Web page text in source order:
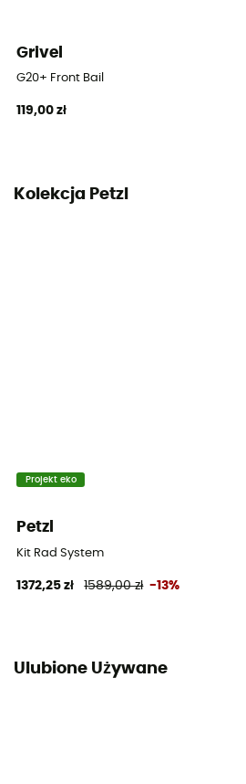
Grivel
G20+ Front Bail
119,00 zł
Kolekcja Petzl
Projekt eko
Petzl
Kit Rad System
1372,25 zł 1589,00 zł -13%
Ulubione Używane